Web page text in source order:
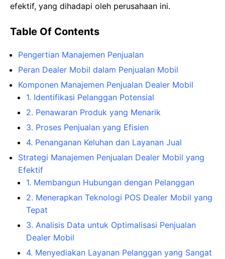
efektif, yang dihadapi oleh perusahaan ini.
Table Of Contents
Pengertian Manajemen Penjualan
Peran Dealer Mobil dalam Penjualan Mobil
Komponen Manajemen Penjualan Dealer Mobil
1. Identifikasi Pelanggan Potensial
2. Penawaran Produk yang Menarik
3. Proses Penjualan yang Efisien
4. Penanganan Keluhan dan Layanan Jual
Strategi Manajemen Penjualan Dealer Mobil yang
Efektif
1. Membangun Hubungan dengan Pelanggan
2. Menerapkan Teknologi POS Dealer Mobil yang
Tepat
3. Analisis Data untuk Optimalisasi Penjualan
Dealer Mobil
4. Menyediakan Layanan Pelanggan yang Sangat